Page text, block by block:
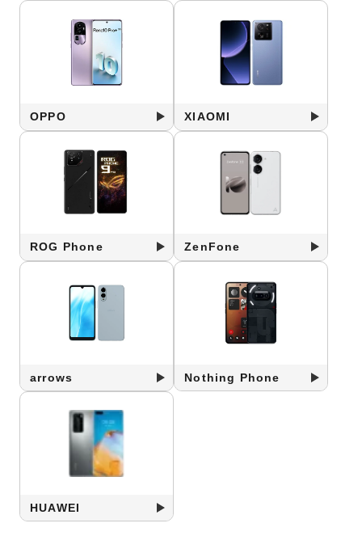
OPPO XIAOMI
ROG Phone ZenFone
arrows Nothing Phone
HUAWEI